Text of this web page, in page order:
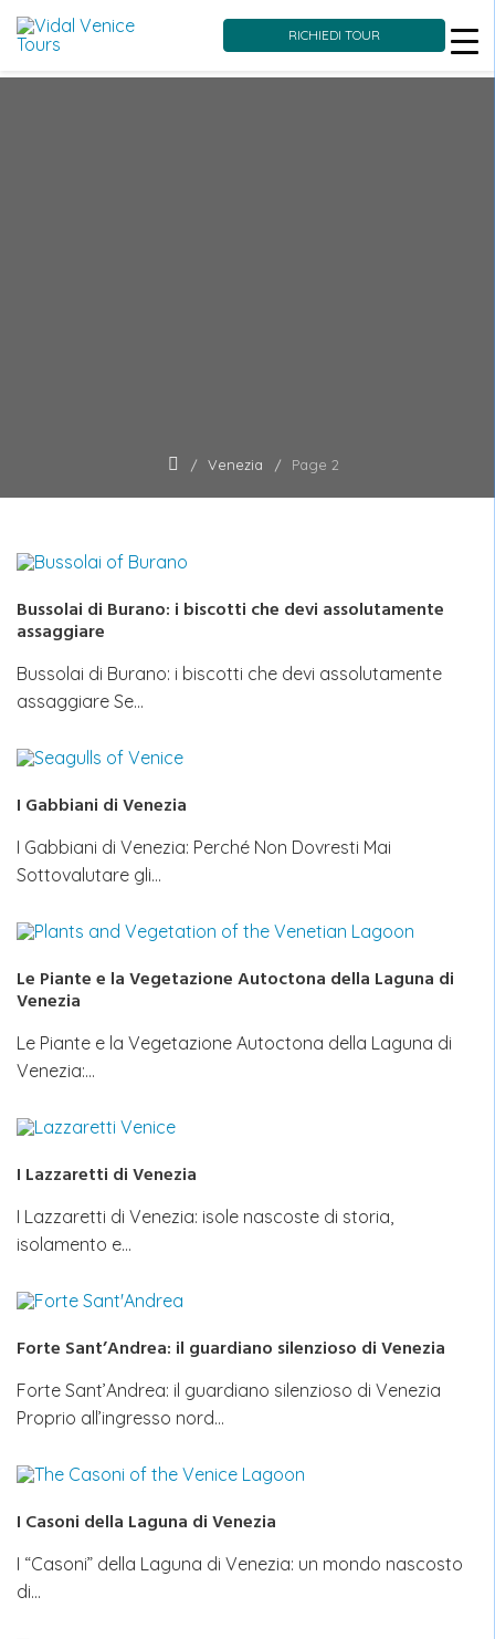
RICHIEDI TOUR
Venezia Page 2
Bussolai di Burano: i biscotti che devi assolutamente
assaggiare
Bussolai di Burano: i biscotti che devi assolutamente
assaggiare Se…
I Gabbiani di Venezia
I Gabbiani di Venezia: Perché Non Dovresti Mai
Sottovalutare gli…
Le Piante e la Vegetazione Autoctona della Laguna di
Venezia
Le Piante e la Vegetazione Autoctona della Laguna di
Venezia:…
I Lazzaretti di Venezia
I Lazzaretti di Venezia: isole nascoste di storia,
isolamento e…
Forte Sant’Andrea: il guardiano silenzioso di Venezia
Forte Sant’Andrea: il guardiano silenzioso di Venezia
Proprio all’ingresso nord…
I Casoni della Laguna di Venezia
I “Casoni” della Laguna di Venezia: un mondo nascosto
di…